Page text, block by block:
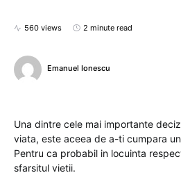
560 views 2 minute read
Emanuel Ionescu
Una dintre cele mai importante
viata, este aceea de a-ti cumpara
Pentru ca probabil in locuinta
sfarsitul vietii.